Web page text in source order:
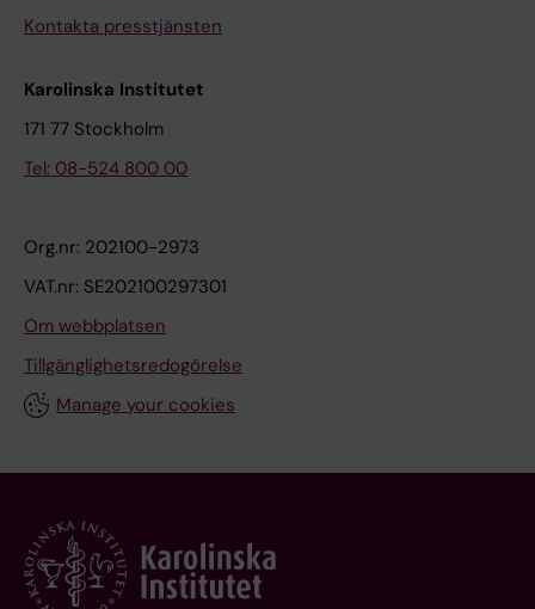
Kontakta presstjänsten
Karolinska Institutet
171 77 Stockholm
Tel: 08-524 800 00
Org.nr: 202100-2973
VAT.nr: SE202100297301
Om webbplatsen
Tillgänglighetsredogörelse
Manage your cookies